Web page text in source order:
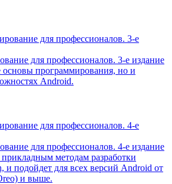
для профессионалов. 3-е издание
основы программирования, но и
Android.
для профессионалов. 4-е издание
методам разработки
подойдет для всех версий Android от
и выше.